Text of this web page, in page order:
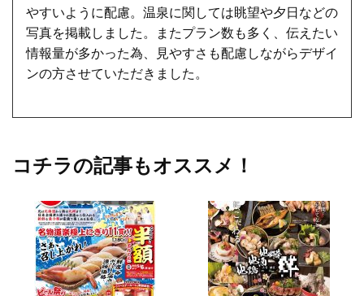
やすいように配慮。温泉に関しては眺望や夕日などの
写真を掲載しました。またプラン数も多く、伝えたい
情報量が多かった為、見やすさも配慮しながらデザイ
ンの方させていただきました。
コチラの記事もオススメ！